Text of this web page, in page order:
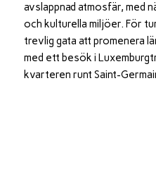
avslappnad atmosfär, med
och kulturella miljöer. För
trevlig gata att promenera
med ett besök i
kvarteren runt Saint-